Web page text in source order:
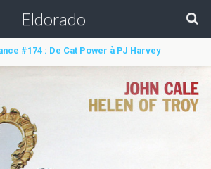
Eldorado
#174 : De Cat Power à PJ Harvey